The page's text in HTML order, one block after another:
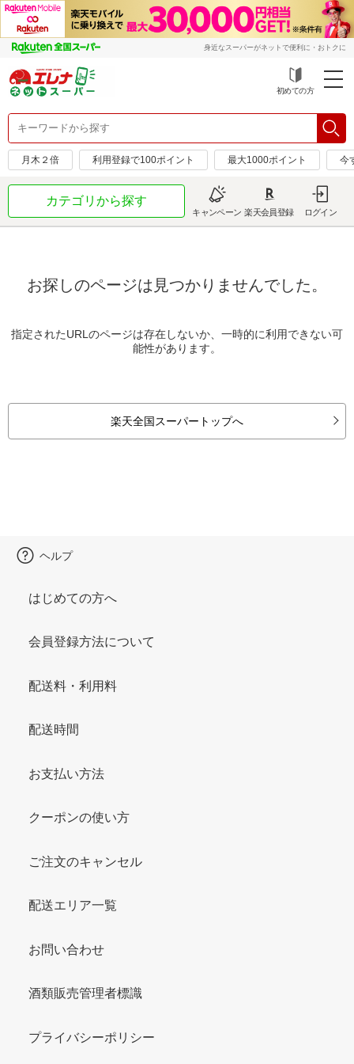
身近なスーパーがネットで便利に・おトクに
初めての方
月木２倍 利用登録で100ポイント 最大1000ポイント 今
カテゴリから探す
キャンペーン 楽天会員登録 ログイン
お探しのページは見つかりませんでした。
指定されたURLのページは存在しないか、一時的に利用できない可
能性があります。
楽天全国スーパートップへ
ヘルプ
はじめての方へ
会員登録方法について
配送料・利用料
配送時間
お支払い方法
クーポンの使い方
ご注文のキャンセル
配送エリア一覧
お問い合わせ
酒類販売管理者標識
プライバシーポリシー